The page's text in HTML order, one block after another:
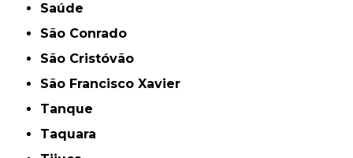
Saúde
São Conrado
São Cristóvão
São Francisco Xavier
Tanque
Taquara